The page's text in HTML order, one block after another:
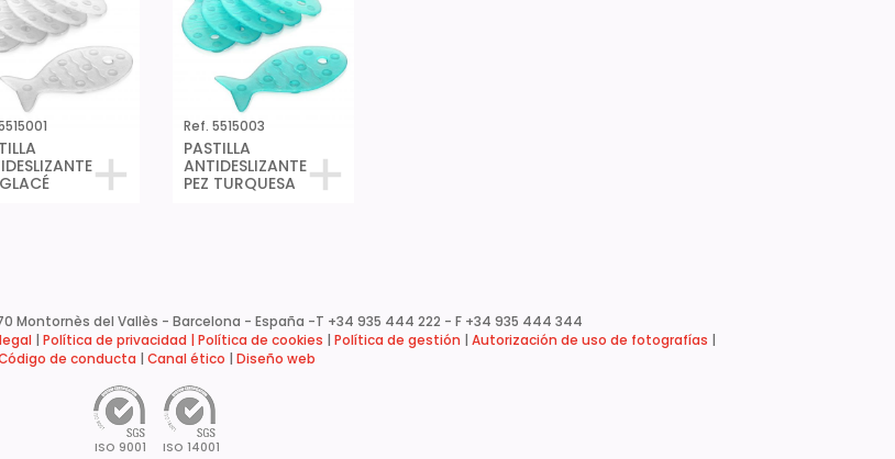
Ref. 5515003
PASTILLA
ANTIDESLIZANTE
PEZ TURQUESA
Montornès del Vallès - Barcelona - España -T +34 935 444 222 - F +34 935 444 344
Política de privacidad | Política de cookies Política de gestión Autorización de uso de fotografías
de conducta
Canal ético Diseño web
ISO 9001 ISO 14001